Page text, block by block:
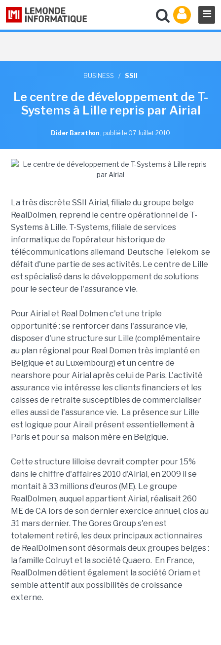
BUSINESS / SSII
Le centre de développement de T-
Systems à Lille repris par Airial
Dider Barathon , publié le 07 Juillet 2010
La très discrète SSII Airial, filiale du groupe belge
RealDolmen, reprend le centre opérationnel de T-
Systems à Lille. T-Systems, filiale de services
informatique de l'opérateur historique de
télécommunications allemand Deutsche Telekom se
défait d'une partie de ses activités. Le centre de Lille
est spécialisé dans le développement de solutions
pour le secteur de l'assurance vie.
Pour Airial et Real Dolmen c'et une triple
opportunité : se renforcer dans l'assurance vie,
disposer d'une structure sur Lille (complémentaire
au plan régional pour Real Domen très implanté en
Belgique et au Luxembourg) et un centre de
nearshore pour Airial après celui de Paris. L'activité
assurance vie intéresse les clients financiers et les
caisses de retraite susceptibles de commercialiser
elles aussi de l'assurance vie. La présence sur Lille
est logique pour Airail présent essentiellement à
Paris et pour sa maison mère en Belgique.
Cette structure lilloise devrait compter pour 15%
dans le chiffre d'affaires 2010 d'Airial, en 2009 il se
montait à 33 millions d'euros (ME). Le groupe
RealDolmen, auquel appartient Airial, réalisait 260
ME de CA lors de son dernier exercice annuel, clos au
31 mars dernier. The Gores Group s'en est
totalement retiré, les deux principaux actionnaires
de RealDolmen sont désormais deux groupes belges :
la famille Colruyt et la société Quaero. En France,
RealDolmen détient également la société Oriam et
semble attentif aux possibilités de croissance
externe.